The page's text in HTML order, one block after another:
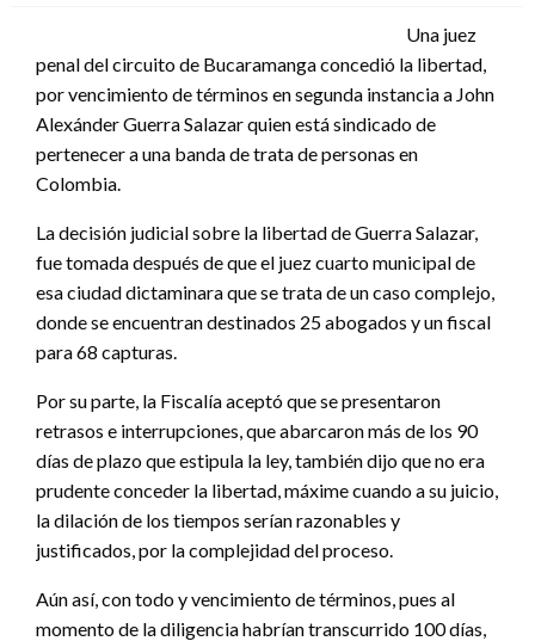
Una juez
penal del circuito de Bucaramanga concedió la libertad,
por vencimiento de términos en segunda instancia a John
Alexánder Guerra Salazar quien está sindicado de
pertenecer a una banda de trata de personas en
Colombia.
La decisión judicial sobre la libertad de Guerra Salazar,
fue tomada después de que el juez cuarto municipal de
esa ciudad dictaminara que se trata de un caso complejo,
donde se encuentran destinados 25 abogados y un fiscal
para 68 capturas.
Por su parte, la Fiscalía aceptó que se presentaron
retrasos e interrupciones, que abarcaron más de los 90
días de plazo que estipula la ley, también dijo que no era
prudente conceder la libertad, máxime cuando a su juicio,
la dilación de los tiempos serían razonables y
justificados, por la complejidad del proceso.
Aún así, con todo y vencimiento de términos, pues al
momento de la diligencia habrían transcurrido 100 días,